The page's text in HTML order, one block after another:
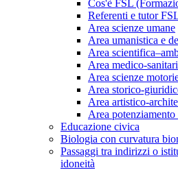
Cos'è FSL
Referenti e tutor
Area scienze umane
Area umanistica e
Area
Area medico-
Area scienze
Area storico-
Area artistico-
Area
Educazione civica
Biologia con curvatura
Passaggi tra indirizzi o
idoneità